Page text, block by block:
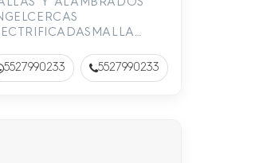
Y ALAMBRADOS
V/C, REJA ACERO,
CERCAS
5527990233 5527990233